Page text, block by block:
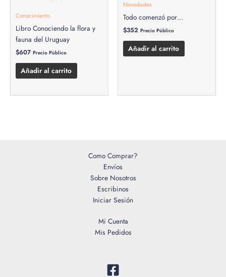
Conocimiento
Libro Conociendo la flora y
fauna del Uruguay
$607 Precio Público
Añadir al carrito
Novedades
Todo comenzó por…
$352 Precio Público
Añadir al carrito
Como Comprar?
Envíos
Sobre Nosotros
Escribinos
Iniciar Sesión
Mi Cuenta
Mis Pedidos